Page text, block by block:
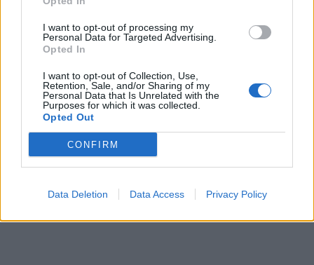
I want to opt-out of processing my
Personal Data for Targeted Advertising.
Opted In
I want to opt-out of Collection, Use,
Retention, Sale, and/or Sharing of my
Personal Data that Is Unrelated with the
Purposes for which it was collected.
Opted Out
CONFIRM
Data Deletion Data Access Privacy Policy